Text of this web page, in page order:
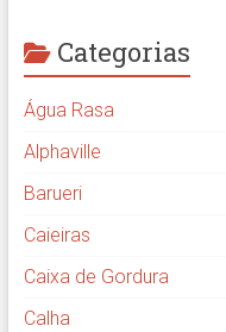
Categorias
Água Rasa
Alphaville
Barueri
Caieiras
Caixa de Gordura
Calha